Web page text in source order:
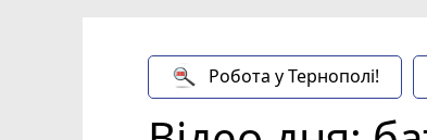
Робота у Тернополі!